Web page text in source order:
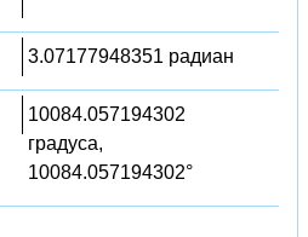
3.07177948351 радиан
10084.057194302
градуса,
10084.057194302°